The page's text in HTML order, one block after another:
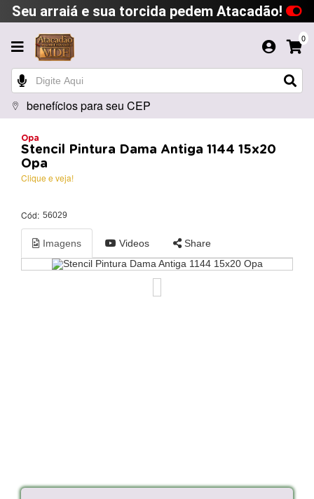
Seu arraiá e sua torcida pedem Atacadão!
0
benefícios para seu CEP
Opa
Stencil Pintura Dama Antiga 1144 15x20
Opa
Clique e veja!
Cód: 56029
Imagens Videos Share